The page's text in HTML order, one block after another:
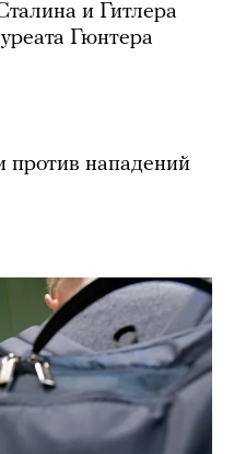
и Гитлера
Гюнтера
нападений